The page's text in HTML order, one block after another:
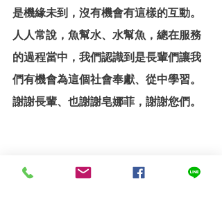
是機緣未到，沒有機會有這樣的互動。
人人常說，魚幫水、水幫魚，總在服務
的過程當中，我們認識到是長輩們讓我
們有機會為這個社會奉獻、從中學習。
謝謝長輩、也謝謝皂娜菲，謝謝您們。